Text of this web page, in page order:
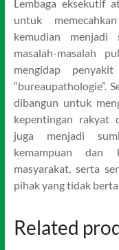
Lembaga eksekutif
untuk
kemudian menjadi
masalah-masalah
mengidap
“bureaupathologie”.
dibangun untuk
kepentingan rakyat
juga menjadi
kemampuan dan
masyarakat, serta
pihak yang tidak
Related